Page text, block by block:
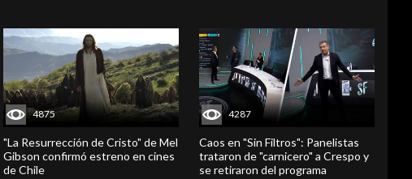
4875
"La Resurrección de Cristo" de Mel
Gibson confirmó estreno en cines
de Chile
4287
Caos en "Sin Filtros": Panelistas
trataron de "carnicero" a Crespo y
se retiraron del programa